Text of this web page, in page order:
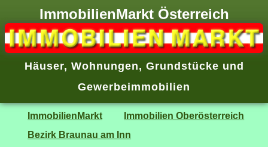
ImmobilienMarkt Österreich
Häuser, Wohnungen, Grundstücke und
Gewerbeimmobilien
ImmobilienMarkt
Immobilien Oberösterreich
Bezirk Braunau am Inn